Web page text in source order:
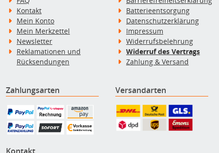
Kontakt
Mein Konto
Mein Merkzettel
Newsletter
Reklamationen und
Rücksendungen
Batterieentsorgung
Datenschutzerklärung
Impressum
Widerrufsbelehrung
Widerruf des Vertrags
Zahlung & Versand
Zahlungsarten Versandarten
Kontakt